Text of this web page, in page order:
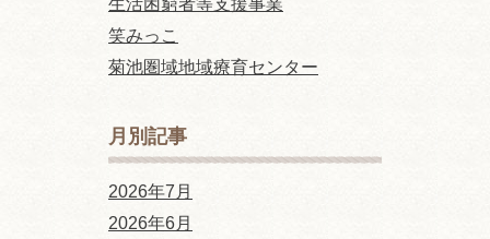
生活困窮者等支援事業
笑みっこ
菊池圏域地域療育センター
月別記事
2026年7月
2026年6月